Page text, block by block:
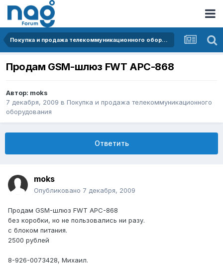
Покупка и продажа телекоммуникационного оборудования
Продам GSM-шлюз FWT APC-868
Автор: moks
7 декабря, 2009 в Покупка и продажа телекоммуникационного
оборудования
Ответить
moks
Опубликовано 7 декабря, 2009
Продам GSM-шлюз FWT APC-868
без коробки, но не пользовались ни разу.
с блоком питания.
2500 рублей
8-926-0073428, Михаил.